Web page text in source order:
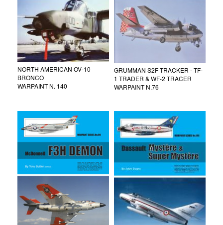
NORTH AMERICAN OV-10
BRONCO
WARPAINT N. 140
GRUMMAN S2F TRACKER - TF-
1 TRADER & WF-2 TRACER
WARPAINT N.76